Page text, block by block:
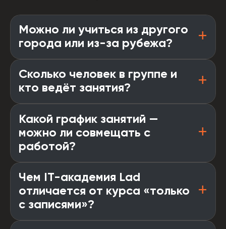
Можно ли учиться из другого
города или из-за рубежа?
Сколько человек в группе и
кто ведёт занятия?
Какой график занятий —
можно ли совмещать с
работой?
Чем IT-академия Lad
отличается от курса «только
с записями»?